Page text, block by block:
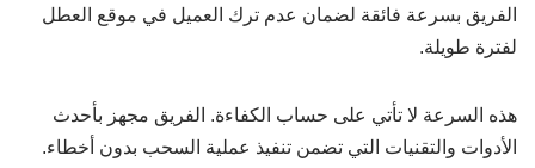
الفريق بسرعة فائقة لضمان عدم ترك العميل في موقع العطل
لفترة طويلة.
هذه السرعة لا تأتي على حساب الكفاءة. الفريق مجهز بأحدث
الأدوات والتقنيات التي تضمن تنفيذ عملية السحب بدون أخطاء.